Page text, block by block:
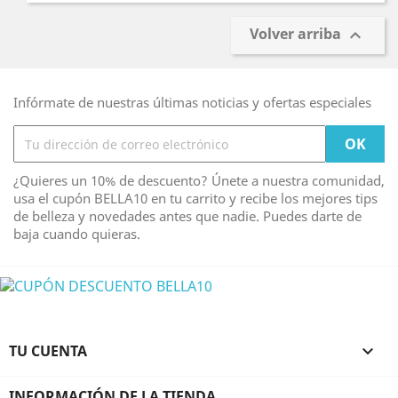
Volver arriba 
Infórmate de nuestras últimas noticias y ofertas especiales
¿Quieres un 10% de descuento? Únete a nuestra comunidad,
usa el cupón BELLA10 en tu carrito y recibe los mejores tips
de belleza y novedades antes que nadie. Puedes darte de
baja cuando quieras.
TU CUENTA 